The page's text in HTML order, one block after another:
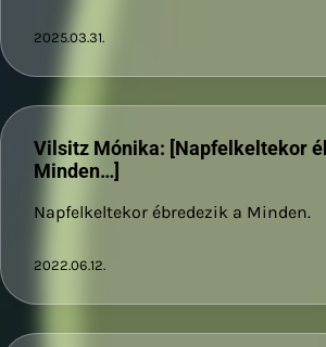
2025.03.31.
Vilsitz Mónika: [Napfelkeltekor
Minden…]
Napfelkeltekor ébredezik a Minden.
2022.06.12.